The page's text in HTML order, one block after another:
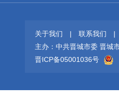
关于我们 | 联系我们 |
主办：中共晋城市委 晋城
晋ICP备05001036号